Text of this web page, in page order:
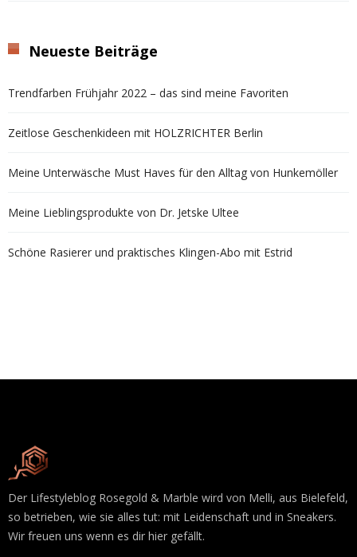
Neueste Beiträge
Trendfarben Frühjahr 2022 – das sind meine Favoriten
Zeitlose Geschenkideen mit HOLZRICHTER Berlin
Meine Unterwäsche Must Haves für den Alltag von Hunkemöller
Meine Lieblingsprodukte von Dr. Jetske Ultee
Schöne Rasierer und praktisches Klingen-Abo mit Estrid
Der Lifestyleblog Rosegold & Marble wird von Melli, aus Bielefeld,
so betrieben, wie sie alles tut: mit Leidenschaft und in Sneakers.
Wir freuen uns wenn es dir hier gefällt.